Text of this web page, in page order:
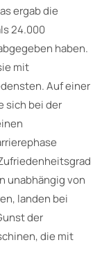
ergab die
24.000
haben.
mit
Auf einer
sich bei der
unabhängig von
landen bei
der
die mit